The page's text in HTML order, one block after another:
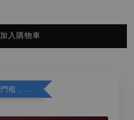
加入購物車
結帳小確幸！無消費門檻，精選商品加購再折 10 元